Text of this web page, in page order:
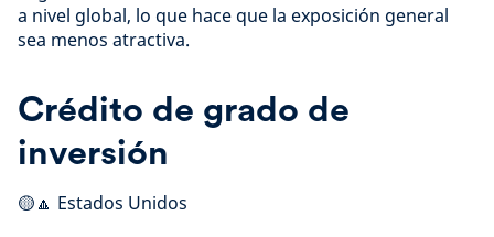
a nivel global, lo que hace que la exposición general
sea menos atractiva.
Crédito de grado de
inversión
🟡🔼 Estados Unidos